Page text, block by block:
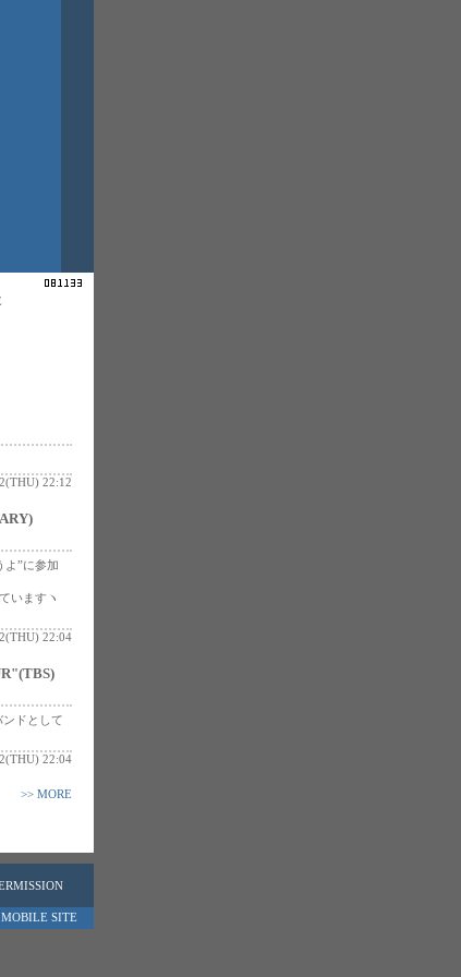
22:12
よ”に参加
いますヽ
22:04
ンドとして
22:04
>> MORE
MOBILE SITE